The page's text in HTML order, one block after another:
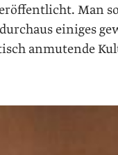
Man
einiges
anmutende